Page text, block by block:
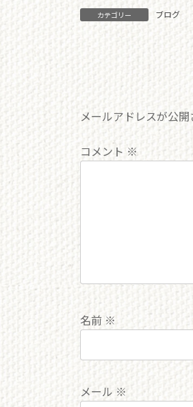
カテゴリー ブログ
メールアドレスが公開
コメント ※
名前 ※
メール ※